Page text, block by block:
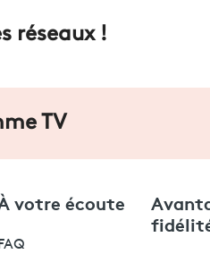
réseaux !
TV
votre écoute
FAQ